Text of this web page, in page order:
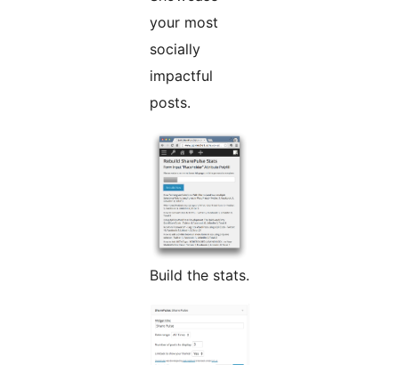
your most
socially
impactful
posts.
Build the stats.